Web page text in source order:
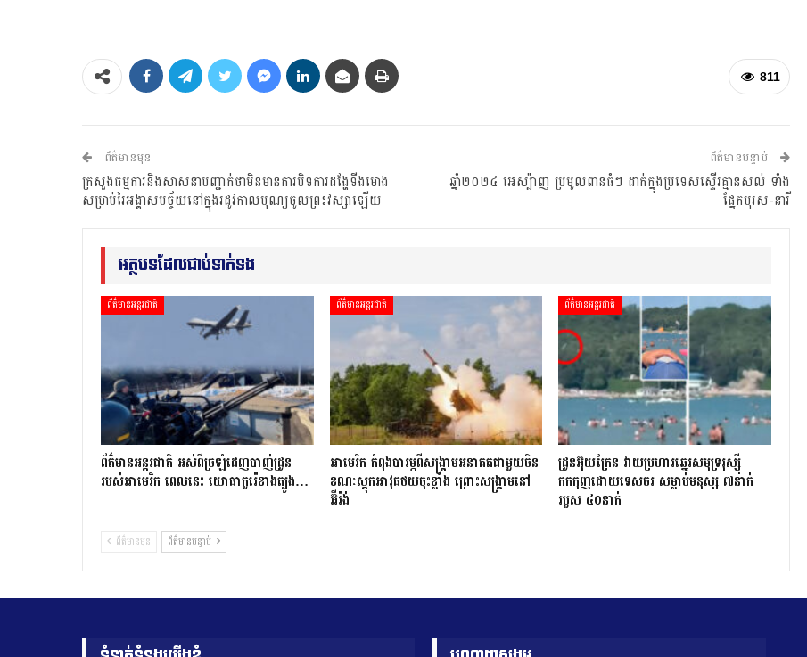
811
ព័ត៌មានមុន
ក្រសួងធម្មការនិងសាសនាបញ្ជាក់ថាមិនមានការបិទការដង្ហែទីងមោង
សម្រាប់រៃអង្គាសបច្ច័យនៅក្នុងរដូវកាលបុណ្យចូលព្រះវស្សាឡើយ
ព័ត៌មានបន្ទាប់
ឆ្នាំ២០២៤ អេស្ប៉ាញ ប្រមូលពានធំៗ ដាក់ក្នុងប្រទេសស្ទើរគ្មានសល់ ទាំង
ផ្នែកបុរស-នារី
អត្ថបទដែលជាប់ទាក់ទង
ព័ត៌មានអន្តរជាតិ
ព័ត៌មានអន្ដរជាតិ អស់ពីច្រឡំដេញ​បាញ់ដ្រូន
របស់​អាមេរិក ពេលនេះ​ យោធាកូរ៉េខាងត្បូង…
ព័ត៌មានអន្តរជាតិ
អាមេរិក កំពុងបារម្ភពីសង្គ្រាមអនាគតជាមួយចិន
ខណៈស្តុកអាវុធថយចុះខ្លាំង ព្រោះសង្គ្រាមនៅ
អ៊ីរ៉ង់
ព័ត៌មានអន្តរជាតិ
ដ្រូនអ៊ុយក្រែន វាយប្រហារឆ្នេរសមុទ្ររុស្ស៊ី
កកកុញដោយទេសចរ សម្លាប់មនុស្ស ៧នាក់
របួស ៤០នាក់
ព័ត៌មានមុន ព័ត៌មានបន្ទាប់